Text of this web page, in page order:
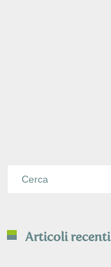
Articoli recenti